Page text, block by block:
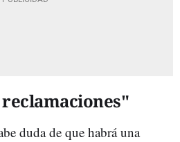
duda de que habrá una